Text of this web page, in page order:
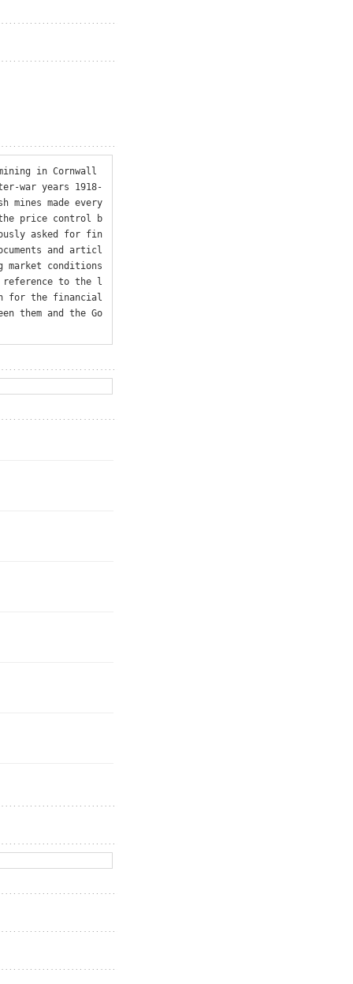
in Cornwall
war years 1918-
mines made every
price control b
asked for fin
and articl
market conditions
to the l
for the financial
them and the Go